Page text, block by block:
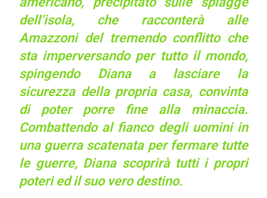
dell’isola, che racconterà alle
Amazzoni del tremendo conflitto che
sta imperversando per tutto il mondo,
spingendo Diana a lasciare la
sicurezza della propria casa, convinta
di poter porre fine alla minaccia.
Combattendo al fianco degli uomini in
una guerra scatenata per fermare tutte
le guerre, Diana scoprirà tutti i propri
poteri ed il suo vero destino.